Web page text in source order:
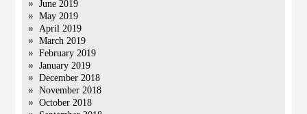
June 2019
May 2019
April 2019
March 2019
February 2019
January 2019
December 2018
November 2018
October 2018